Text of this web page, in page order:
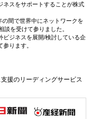
ネスをサポートすることが株式
間で世界中にネットワークを
を受けて参りました。
ビジネスを展開/検討している企
ります。
援のリーディングサービス